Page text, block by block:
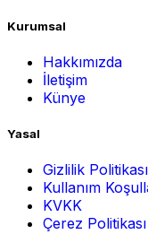
Kurumsal
Hakkımızda
İletişim
Künye
Yasal
Gizlilik Politikası
Kullanım
KVKK
Çerez Politikası